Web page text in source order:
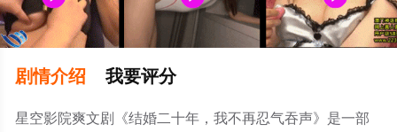
剧情介绍 我要评分
星空影院爽文剧《结婚二十年，我不再忍气吞声》是一部